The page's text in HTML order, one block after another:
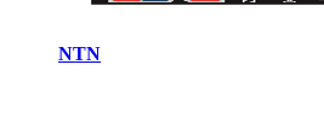
NTN